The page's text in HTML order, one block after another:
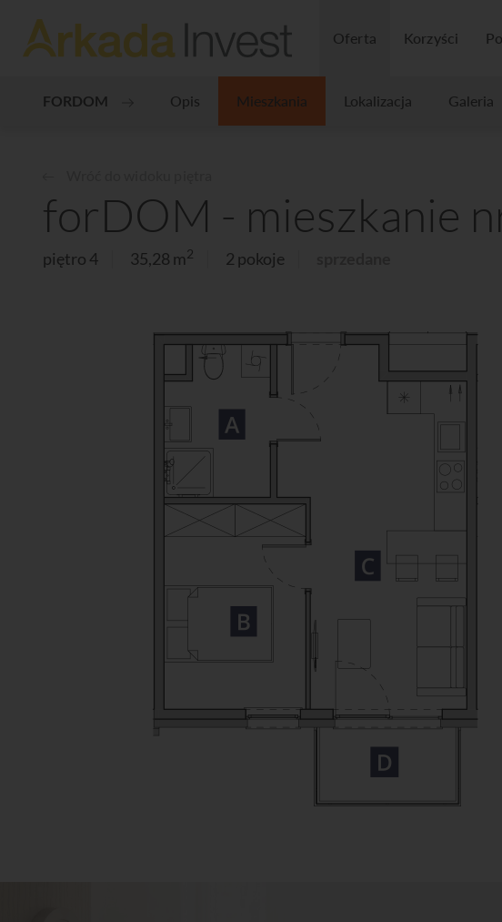
Oferta Korzyści
FORDOM Opis Mieszkania Lokalizacja Galeria
forDOM - mieszkanie
piętro 4 35,28 m2 2 pokoje